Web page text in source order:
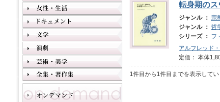
転身期の
ジャンル ： 宗
ジャンル ： 哲
シリーズ ： フ
アルフレッド
定価： 本体
1件目から1件目までを表示して